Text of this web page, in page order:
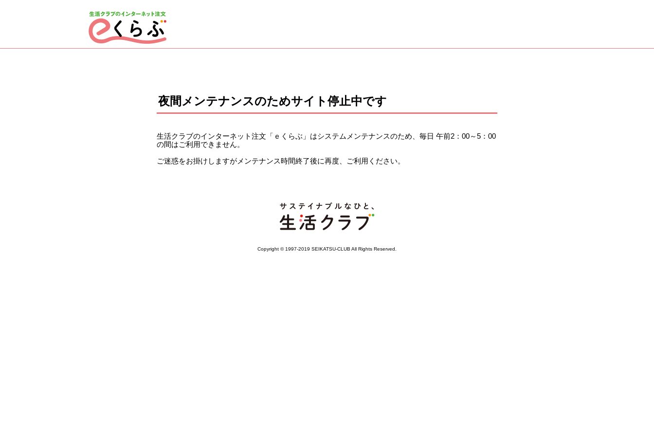
夜間メンテナンスのためサイト停止中です
生活クラブのインターネット注文「ｅくらぶ」はシステムメンテナンスのため、毎日 午前2：00～5：00
の間はご利用できません。
ご迷惑をお掛けしますがメンテナンス時間終了後に再度、ご利用ください。
Copyright © 1997-2019 SEIKATSU-CLUB All Rights Reserved.